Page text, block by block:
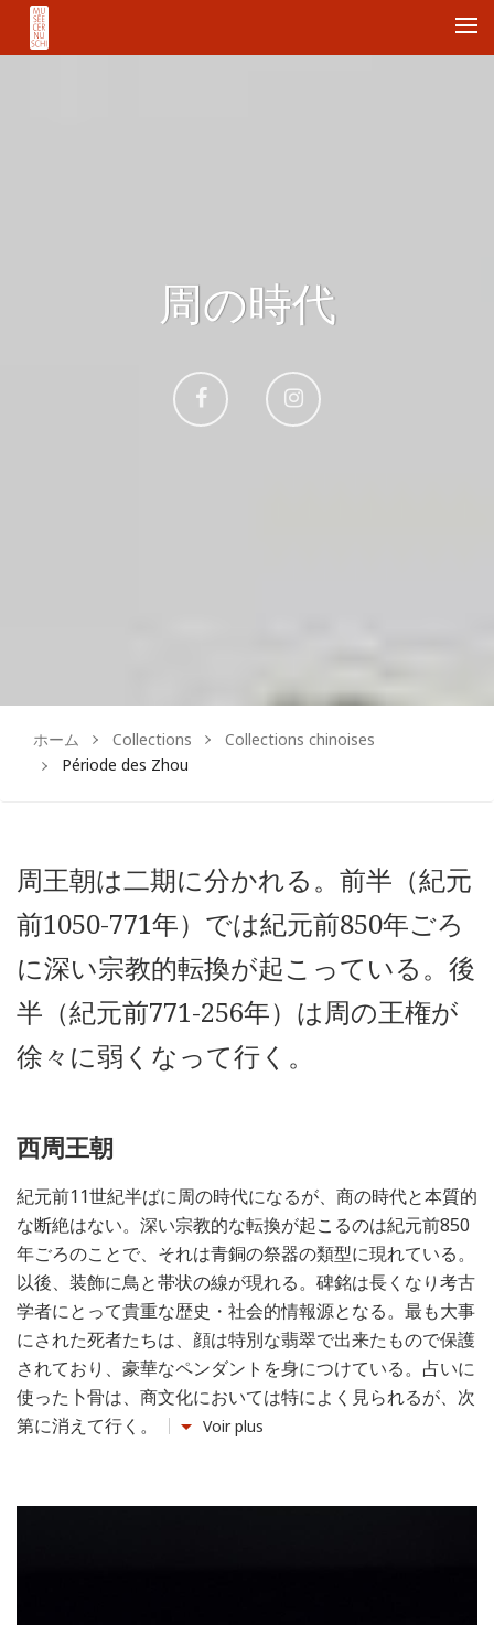
周の時代
Aller
Aller
ホーム Collections
Collections chinoises
Période des Zhou
周王朝は二期に分かれる。前半（紀元
前1050-771年）では紀元前850年ごろ
に深い宗教的転換が起こっている。後
半（紀元前771-256年）は周の王権が
徐々に弱くなって行く。
西周王朝
紀元前11世紀半ばに周の時代になるが、商の時代と本質的
な断絶はない。深い宗教的な転換が起こるのは紀元前850
年ごろのことで、それは青銅の祭器の類型に現れている。
以後、装飾に鳥と帯状の線が現れる。碑銘は長くなり考古
学者にとって貴重な歴史・社会的情報源となる。最も大事
にされた死者たちは、顔は特別な翡翠で出来たもので保護
されており、豪華なペンダントを身につけている。占いに
使った卜骨は、商文化においては特によく見られるが、次
第に消えて行く。
Voir plus